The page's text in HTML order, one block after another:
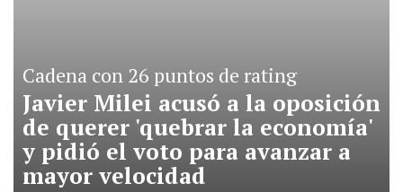
Cadena con 26 puntos de rating
Javier Milei acusó a la oposición
de querer 'quebrar la economía'
y pidió el voto para avanzar a
mayor velocidad